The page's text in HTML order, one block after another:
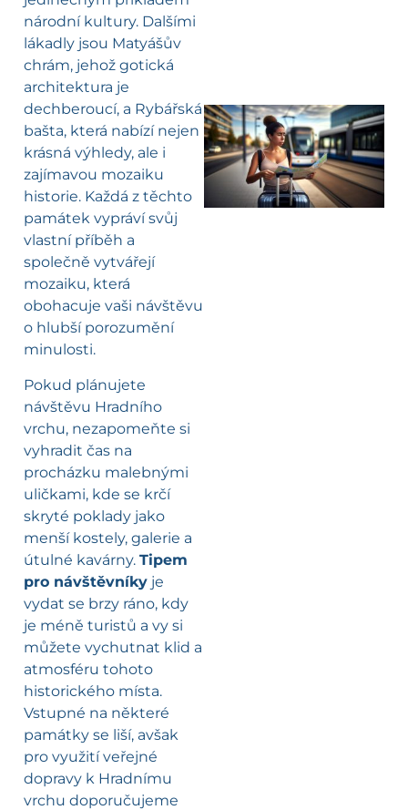
národní kultury. Dalšími
lákadly jsou Matyášův
chrám, jehož gotická
architektura je
dechberoucí, a Rybářská
bašta, která nabízí nejen
krásná výhledy, ale i
zajímavou mozaiku
historie. Každá z těchto
památek vypráví svůj
vlastní příběh a
společně vytvářejí
mozaiku, která
obohacuje vaši návštěvu
o hlubší porozumění
minulosti.
Pokud plánujete
návštěvu Hradního
vrchu, nezapomeňte si
vyhradit čas na
procházku malebnými
uličkami, kde se krčí
skryté poklady jako
menší kostely, galerie a
útulné kavárny. Tipem
pro návštěvníky je
vydat se brzy ráno, kdy
je méně turistů a vy si
můžete vychutnat klid a
atmosféru tohoto
historického místa.
Vstupné na některé
památky se liší, avšak
pro využití veřejné
dopravy k Hradnímu
vrchu doporučujeme